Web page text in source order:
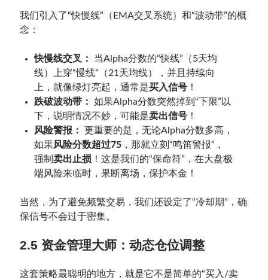
我们引入了“快慢线”（EMA交叉系统）和“波动带”的概
念：
快慢线交叉：
当Alpha分数的“快线”（5天均
线）上穿“慢线”（21天均线），并且持续向
上，就像绿灯亮起，通常是买入信号 ！
跌破波动带：
如果Alpha分数突然掉到“下限”以
下，说明情况不妙，可能是卖出信号 ！
风险警报：
更重要的是，无论Alpha分数多高，
如果风险分数超过75 ，那就立刻“鸣笛警报”，
强制卖出止损 ！这是我们的“保命符”，在大盘极
端风险来临时，果断离场，保护本金！
当然，为了避免频繁交易，我们还设定了“冷却期”，确
保信号不会过于密集。
2.5 资金管理大师：动态仓位调整
这套策略最聪明的地方，就是它不是简单的“买入/卖